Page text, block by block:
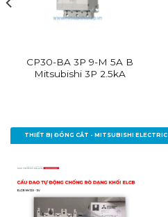
CP30-BA 3P 9-M 5A B
Mitsubishi 3P 2.5kA
THIẾT BỊ ĐÓNG CẮT - MITSUBISHI ELECTRIC